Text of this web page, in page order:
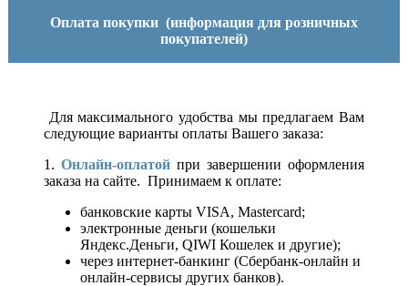
Оплата покупки (информация для розничных
покупателей)
Для максимального удобства мы предлагаем Вам
следующие варианты оплаты Вашего заказа:
1. Онлайн-оплатой при завершении оформления
заказа на сайте. Принимаем к оплате:
банковские карты VISA, Mastercard;
электронные деньги (кошельки
Яндекс.Деньги, QIWI Кошелек и другие);
через интернет-банкинг (Сбербанк-онлайн и
онлайн-сервисы других банков).